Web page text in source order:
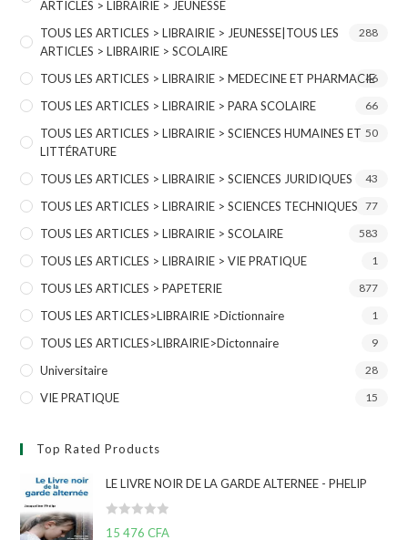
ARTICLES > LIBRAIRIE > JEUNESSE
TOUS LES ARTICLES > LIBRAIRIE > JEUNESSE|TOUS LES
ARTICLES > LIBRAIRIE > SCOLAIRE
288
TOUS LES ARTICLES > LIBRAIRIE > MEDECINE ET PHARMACIE
46
TOUS LES ARTICLES > LIBRAIRIE > PARA SCOLAIRE 66
TOUS LES ARTICLES > LIBRAIRIE > SCIENCES HUMAINES ET
LITTÉRATURE
50
TOUS LES ARTICLES > LIBRAIRIE > SCIENCES JURIDIQUES 43
TOUS LES ARTICLES > LIBRAIRIE > SCIENCES TECHNIQUES 77
TOUS LES ARTICLES > LIBRAIRIE > SCOLAIRE 583
TOUS LES ARTICLES > LIBRAIRIE > VIE PRATIQUE 1
TOUS LES ARTICLES > PAPETERIE 877
TOUS LES ARTICLES>LIBRAIRIE >Dictionnaire 1
TOUS LES ARTICLES>LIBRAIRIE>Dictonnaire 9
Universitaire 28
VIE PRATIQUE 15
Top Rated Products
LE LIVRE NOIR DE LA GARDE ALTERNEE - PHELIP
N
15 476CFA